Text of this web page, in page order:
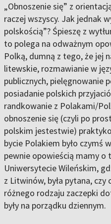
„Obnoszenie się” z
raczej wszyscy. Jak jednak
polskością”? Śpieszę z
to polega na odważnym
Polką, dumną z tego, że jej
litewskie, rozmawianie w
publicznych, pielęgnowanie
posiadanie polskich
randkowanie z Polakami/
obnoszenie się (czyli po
polskim jestestwie)
bycie Polakiem było czymś
pewnie opowieścią mamy o
Uniwersytecie Wileńskim,
z Litwinów, była pytana, czy
różnego rodzaju zaczepki
były na porządku dziennym.